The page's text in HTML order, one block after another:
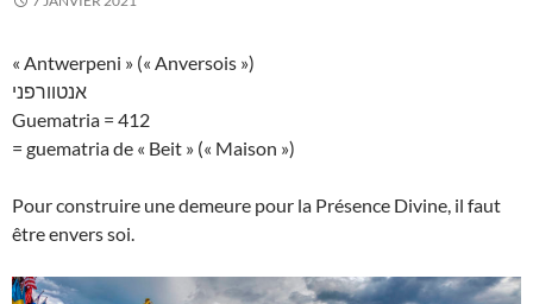
« Antwerpeni » (« Anversois »)
אנטוורפני
Guematria = 412
= guematria de « Beit » (« Maison »)
Pour construire une demeure pour la Présence Divine, il faut
être envers soi.